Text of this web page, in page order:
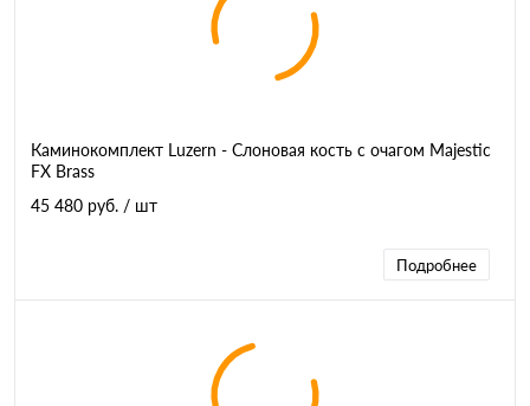
Каминокомплект Luzern - Слоновая кость с очагом Majestic
FX Brass
45 480 руб. / шт
Подробнее